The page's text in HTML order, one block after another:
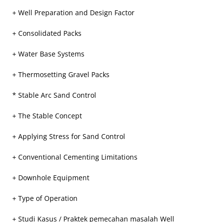
+ Well Preparation and Design Factor
+ Consolidated Packs
+ Water Base Systems
+ Thermosetting Gravel Packs
* Stable Arc Sand Control
+ The Stable Concept
+ Applying Stress for Sand Control
+ Conventional Cementing Limitations
+ Downhole Equipment
+ Type of Operation
+ Studi Kasus / Praktek pemecahan masalah Well